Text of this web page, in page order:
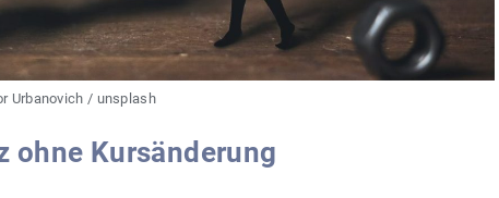
Urbanovich / unsplash
ohne Kursänderung